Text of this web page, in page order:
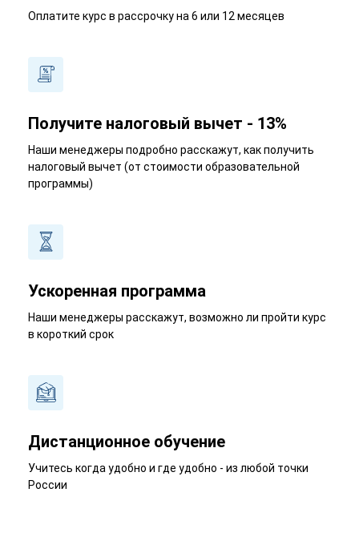
Оплатите курс в рассрочку на 6 или 12 месяцев
Получите налоговый вычет - 13%
Наши менеджеры подробно расскажут, как получить
налоговый вычет (от стоимости образовательной
программы)
Ускоренная программа
Наши менеджеры расскажут, возможно ли пройти курс
в короткий срок
Дистанционное обучение
Учитесь когда удобно и где удобно - из любой точки
России